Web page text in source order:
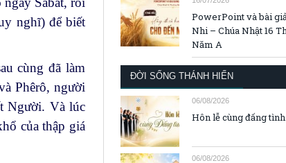
nghĩ) để biết
cùng đã làm
Phêrô, người
Người. Và lúc
của thập giá
PowerPoint và bài
Nhi – Chúa Nhật 16
Năm A
ĐỜI SỐNG THÁNH HIẾN
06/08/2026
Hôn lễ cùng đấng tình
06/08/2026